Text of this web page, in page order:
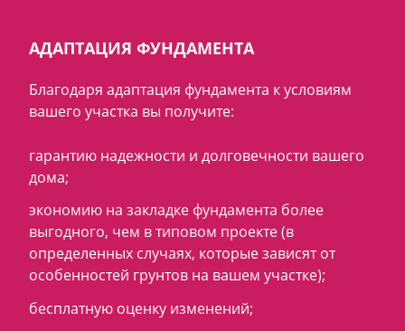
АДАПТАЦИЯ ФУНДАМЕНТА
Благодаря адаптация фундамента к условиям
вашего участка вы получите:
гарантию надежности и долговечности вашего
дома;
экономию на закладке фундамента более
выгодного, чем в типовом проекте (в
определенных случаях, которые зависят от
особенностей грунтов на вашем участке);
бесплатную оценку изменений;